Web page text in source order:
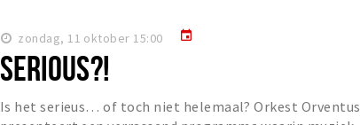
zondag, 11 oktober 15:00 event
SERIOUS?!
Is het serieus… of toch niet helemaal? Orkest Orventus